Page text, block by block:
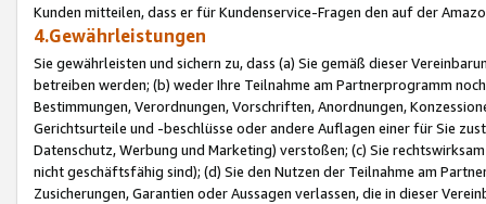
Kunden mitteilen, dass er für Kundenservice-Fragen den auf der
4.Gewährleistungen
Sie gewährleisten und sichern zu, dass (a) Sie gemäß dieser
betreiben werden; (b) weder Ihre Teilnahme am Partnerprogramm
Bestimmungen, Verordnungen, Vorschriften, Anordnungen,
Gerichtsurteile und -beschlüsse oder andere Auflagen einer für Sie
Datenschutz, Werbung und Marketing) verstoßen; (c) Sie
nicht geschäftsfähig sind); (d) Sie den Nutzen der Teilnahme am
Zusicherungen, Garantien oder Aussagen verlassen, die in dieser